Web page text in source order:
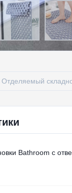
Отделяемый
Bathroom с